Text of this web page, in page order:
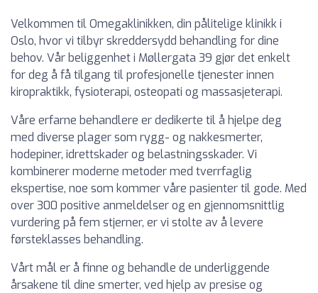
Velkommen til Omegaklinikken, din pålitelige klinikk i
Oslo, hvor vi tilbyr skreddersydd behandling for dine
behov. Vår beliggenhet i Møllergata 39 gjør det enkelt
for deg å få tilgang til profesjonelle tjenester innen
kiropraktikk, fysioterapi, osteopati og massasjeterapi.
Våre erfarne behandlere er dedikerte til å hjelpe deg
med diverse plager som rygg- og nakkesmerter,
hodepiner, idrettskader og belastningsskader. Vi
kombinerer moderne metoder med tverrfaglig
ekspertise, noe som kommer våre pasienter til gode. Med
over 300 positive anmeldelser og en gjennomsnittlig
vurdering på fem stjerner, er vi stolte av å levere
førsteklasses behandling.
Vårt mål er å finne og behandle de underliggende
årsakene til dine smerter, ved hjelp av presise og